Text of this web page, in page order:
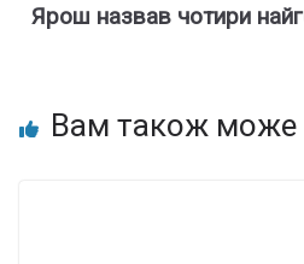
Ярош назвав чотири
Вам також може